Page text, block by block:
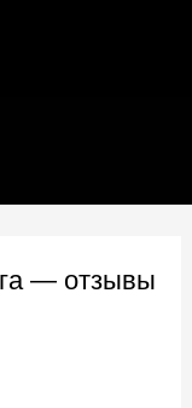
— отзывы